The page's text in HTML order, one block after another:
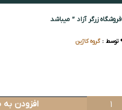
زرگر آزاد ” میباشد
❤ توسط :گروه کاژین
افزودن